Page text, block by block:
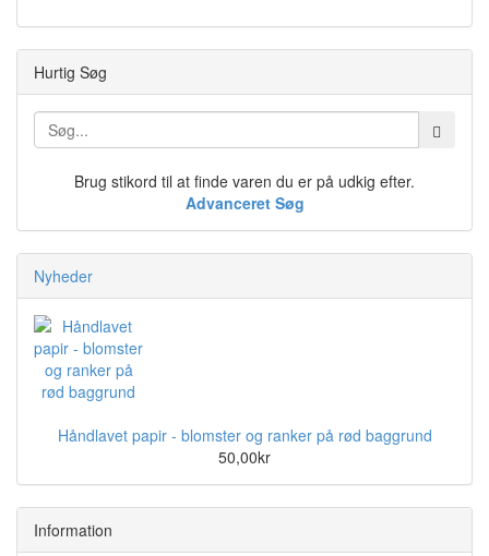
Hurtig Søg
Brug stikord til at finde varen du er på udkig efter.
Advanceret Søg
Nyheder
Håndlavet papir - blomster og ranker på rød baggrund
50,00kr
Information